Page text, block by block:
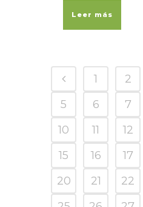
Leer más
1 2
5
6 7
10
11 12
15
16 17
20
21 22